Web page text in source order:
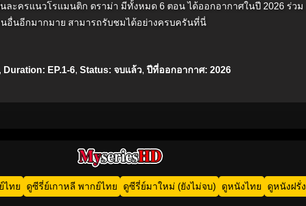
นละครแนวโรแมนติก ดราม่า มีทั้งหมด 6 ตอน ได้ออกอากาศในปี 2026 ร่วม
อื่นอีกมากมาย สามารถรับชมได้อย่างครบครันที่นี่
, Duration: EP.1-6, Status: จบแล้ว, ปีที่ออกอากาศ: 2026
ไทย ดูซีรี่ย์เกาหลี พากย์ไทย ดูซีรี่ย์มาใหม่ (ยังไม่จบ) ดูหนังไทย ดูหนังฝรั่ง